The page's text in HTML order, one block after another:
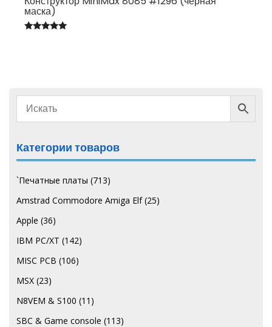
маска)
Категории товаров
`Печатные платы (713)
Amstrad Commodore Amiga Elf(25)
Apple (36)
IBM PC/XT (142)
MISC PCB (106)
MSX (23)
N8VEM & S100 (11)
SBC & Game console (113)